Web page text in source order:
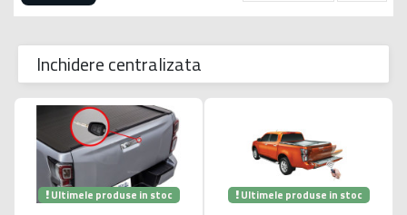
Inchidere centralizata
Ultimele produse in stoc Ultimele produse in stoc